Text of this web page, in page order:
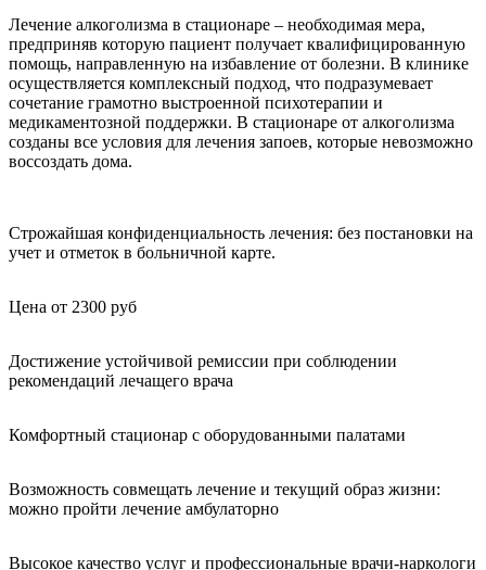
Лечение алкоголизма в стационаре – необходимая мера,
предприняв которую пациент получает квалифицированную
помощь, направленную на избавление от болезни. В клинике
осуществляется комплексный подход, что подразумевает
сочетание грамотно выстроенной психотерапии и
медикаментозной поддержки. В стационаре от алкоголизма
созданы все условия для лечения запоев, которые невозможно
воссоздать дома.
Строжайшая конфиденциальность лечения: без постановки на
учет и отметок в больничной карте.
Цена от 2300 руб
Достижение устойчивой ремиссии при соблюдении
рекомендаций лечащего врача
Комфортный стационар с оборудованными палатами
Возможность совмещать лечение и текущий образ жизни:
можно пройти лечение амбулаторно
Высокое качество услуг и профессиональные врачи-наркологи